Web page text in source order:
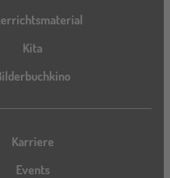
Kita
Karriere
Events